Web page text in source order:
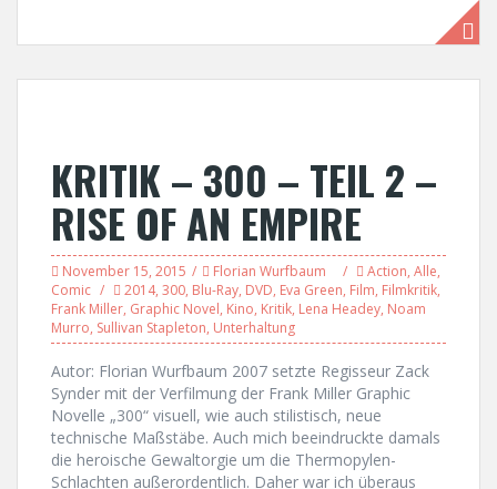
KRITIK – 300 – TEIL 2 –
RISE OF AN EMPIRE
November 15, 2015 Florian Wurfbaum Action, Alle,
Comic
2014, 300, Blu-Ray, DVD, Eva Green, Film, Filmkritik,
Frank Miller, Graphic Novel, Kino, Kritik, Lena Headey, Noam
Murro, Sullivan Stapleton, Unterhaltung
Autor: Florian Wurfbaum 2007 setzte Regisseur Zack
Synder mit der Verfilmung der Frank Miller Graphic
Novelle „300“ visuell, wie auch stilistisch, neue
technische Maßstäbe. Auch mich beeindruckte damals
die heroische Gewaltorgie um die Thermopylen-
Schlachten außerordentlich. Daher war ich überaus